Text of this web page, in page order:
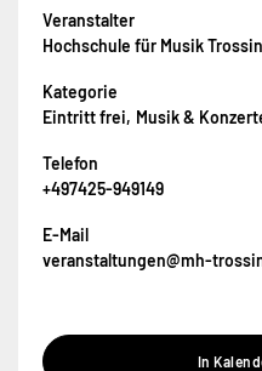
Veranstalter
Hochschule für Musik
Kategorie
Eintritt frei Musik &
Telefon
+497425-949149
E-Mail
veranstaltungen@mh-
In